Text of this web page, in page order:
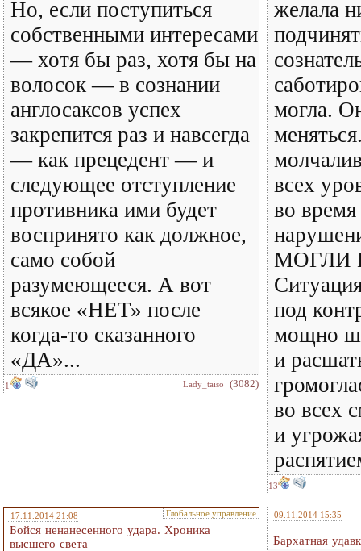
Но, если поступиться
собственными интересами
— хотя бы раз, хотя бы на
волосок — в сознании
англосаксов успех
закрепится раз и навсегда
— как прецедент — и
следующее отступление
противника ими будет
воспринято как должное,
само собой
разумеющееся. А вот
всякое «НЕТ» после
когда-то сказанного
«ДА»...
1 Lady_taiso (3082)
желала
могла.
всех
во
МОГЛИ
под
мощно
и
во всех
и
13
17.11.2014 21:08 Глобальное управление
Бойся ненанесенного удара. Хроника
высшего света
09.11.2014 15:35
Бархатная